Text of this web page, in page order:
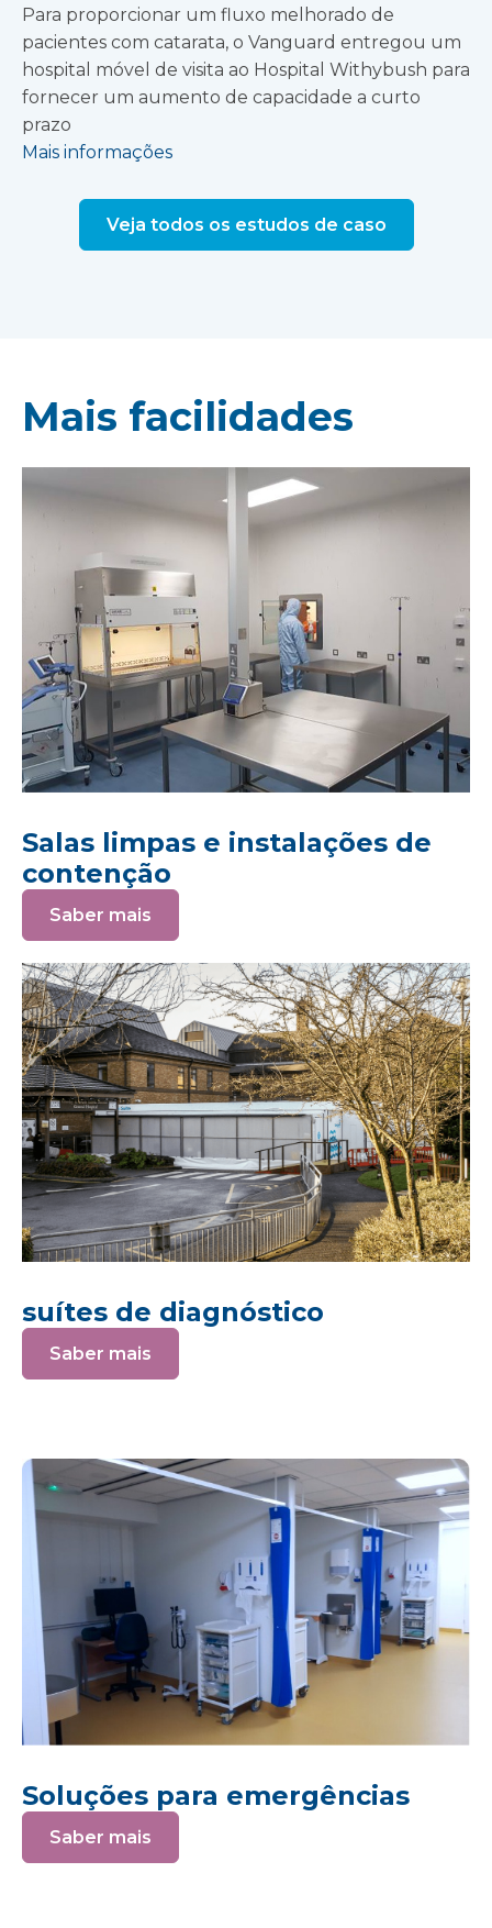
Para proporcionar um fluxo melhorado de
pacientes com catarata, o Vanguard entregou um
hospital móvel de visita ao Hospital Withybush para
fornecer um aumento de capacidade a curto
prazo
Mais informações
Veja todos os estudos de caso
Mais facilidades
Salas limpas e instalações de
contenção
Saber mais
suítes de diagnóstico
Saber mais
Soluções para emergências
Saber mais